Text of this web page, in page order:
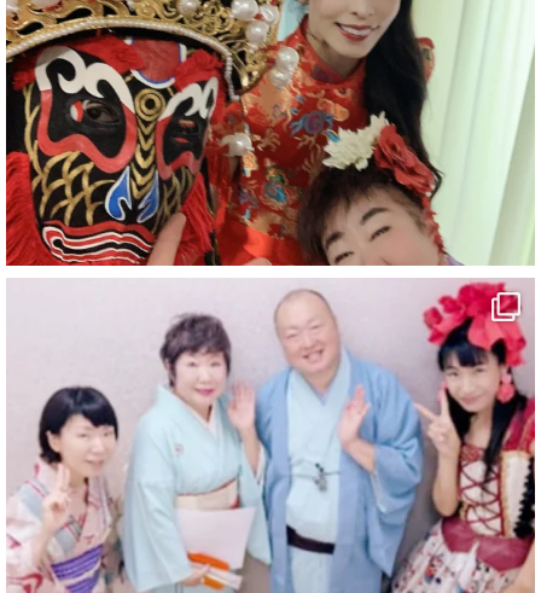
#愛媛県
#新居浜市
#幸福駅
#別子銅山
#鉱山観光列車
#四国
#愛媛観光
#旅行
#旅行動画
#一人旅
#観光スポット
#旅行好きと繋がりたい
7 X
マジシャン派遣 パッションプリンセス【公式】
@comedy_illusion · 4 8月